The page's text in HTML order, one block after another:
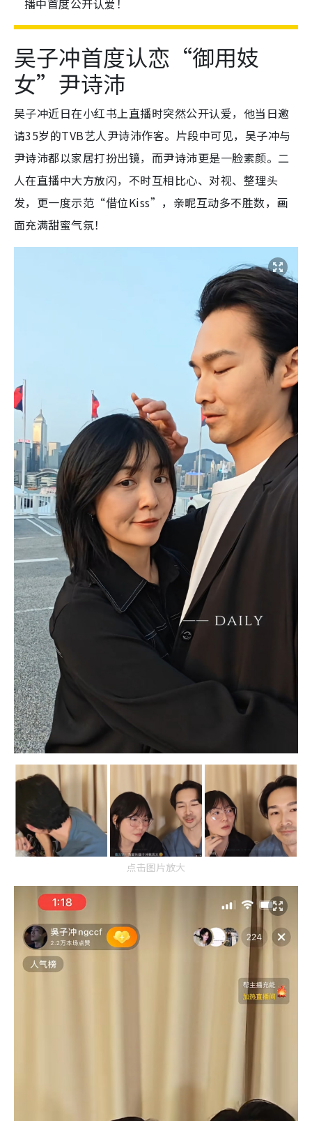
播中首度公开认爱！
吴子冲首度认恋“御用妓
女”尹诗沛
吴子冲近日在小红书上直播时突然公开认爱，他当日邀
请35岁的TVB艺人尹诗沛作客。片段中可见，吴子冲与
尹诗沛都以家居打扮出镜，而尹诗沛更是一脸素颜。二
人在直播中大方放闪，不时互相比心、对视、整理头
发，更一度示范“借位Kiss”，亲昵互动多不胜数，画
面充满甜蜜气氛！
点击图片放大